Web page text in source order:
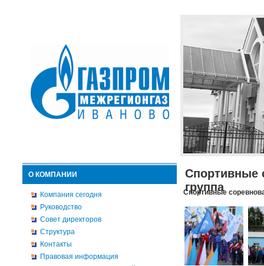
О КОМПАНИИ
Компания сегодня
Руководство
Совет директоров
Структура
Контакты
Правовая информация
Спортивные
группа
Спортивные